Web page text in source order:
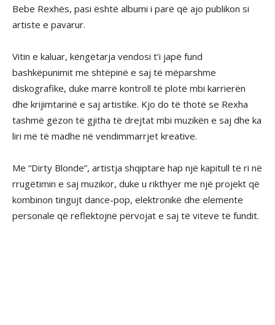
Bebe Rexhës, pasi është albumi i parë që ajo publikon si
artiste e pavarur.
Vitin e kaluar, këngëtarja vendosi t’i japë fund
bashkëpunimit me shtëpinë e saj të mëparshme
diskografike, duke marrë kontroll të plotë mbi karrierën
dhe krijimtarinë e saj artistike. Kjo do të thotë se Rexha
tashmë gëzon të gjitha të drejtat mbi muzikën e saj dhe ka
liri më të madhe në vendimmarrjet kreative.
Me “Dirty Blonde”, artistja shqiptare hap një kapitull të ri në
rrugëtimin e saj muzikor, duke u rikthyer me një projekt që
kombinon tingujt dance-pop, elektronikë dhe elemente
personale që reflektojnë përvojat e saj të viteve të fundit.